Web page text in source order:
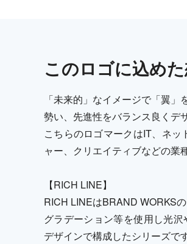
このロゴに込め
「未来的」なイメージで「翼」
勢い、先進性をバランス良くデ
こちらのロゴマークはIT、ネ
ャー、クリエイティブなどの業
【RICH LINE】
RICH LINEはBRAND WORKS
グラデーション等を使用し光
デザインで構成したシリーズです